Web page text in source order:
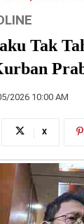
Tak
2026 10:00 AM
X